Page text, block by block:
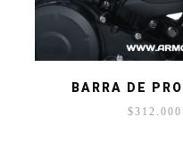
BARRA DE
$312.000